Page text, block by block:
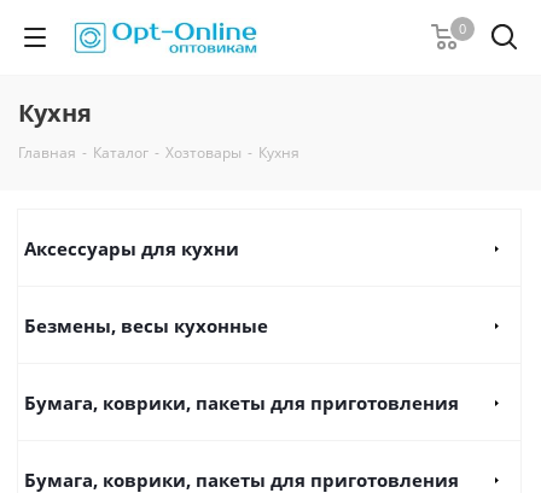
0
Кухня
Главная - Каталог - Хозтовары - Кухня
Аксессуары для кухни
Безмены, весы кухонные
Бумага, коврики, пакеты для приготовления
Бумага, коврики, пакеты для приготовления